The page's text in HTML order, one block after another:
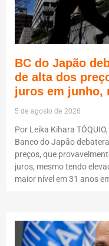
BC do Japão
de alta dos
juros em junho,
5 de agosto de 2026
Por Leika Kihara
Banco do Japão
preços, que
juros, mesmo tendo
maior nível em 31 anos